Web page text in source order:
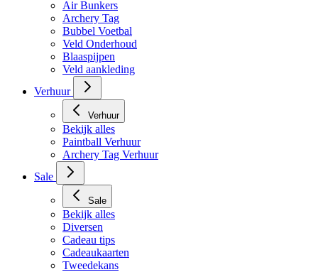
Air Bunkers
Archery Tag
Bubbel Voetbal
Veld Onderhoud
Blaaspijpen
Veld aankleding
Verhuur
Verhuur
Bekijk alles
Paintball Verhuur
Archery Tag Verhuur
Sale
Sale
Bekijk alles
Diversen
Cadeau tips
Cadeaukaarten
Tweedekans